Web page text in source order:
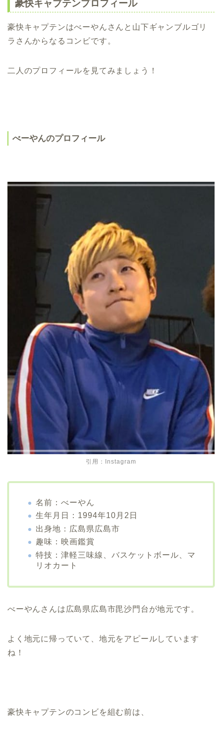
豪快キャプテンプロフィール
豪快キャプテンはべーやんさんと山下ギャンブルゴリ
ラさんからなるコンビです。
二人のプロフィールを見てみましょう！
べーやんのプロフィール
引用：Instagram
名前：べーやん
生年月日：1994年10月2日
出身地：広島県広島市
趣味：映画鑑賞
特技：津軽三味線、バスケットボール、マ
リオカート
べーやんさんは広島県広島市毘沙門台が地元です。
よく地元に帰っていて、地元をアピールしています
ね！
豪快キャプテンのコンビを組む前は、